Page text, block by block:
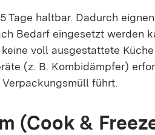
Tage haltbar. Dadurch
Bedarf eingesetzt werden
voll ausgestattete
(z. B. Kombidämpfer)
führt.
(Cook &